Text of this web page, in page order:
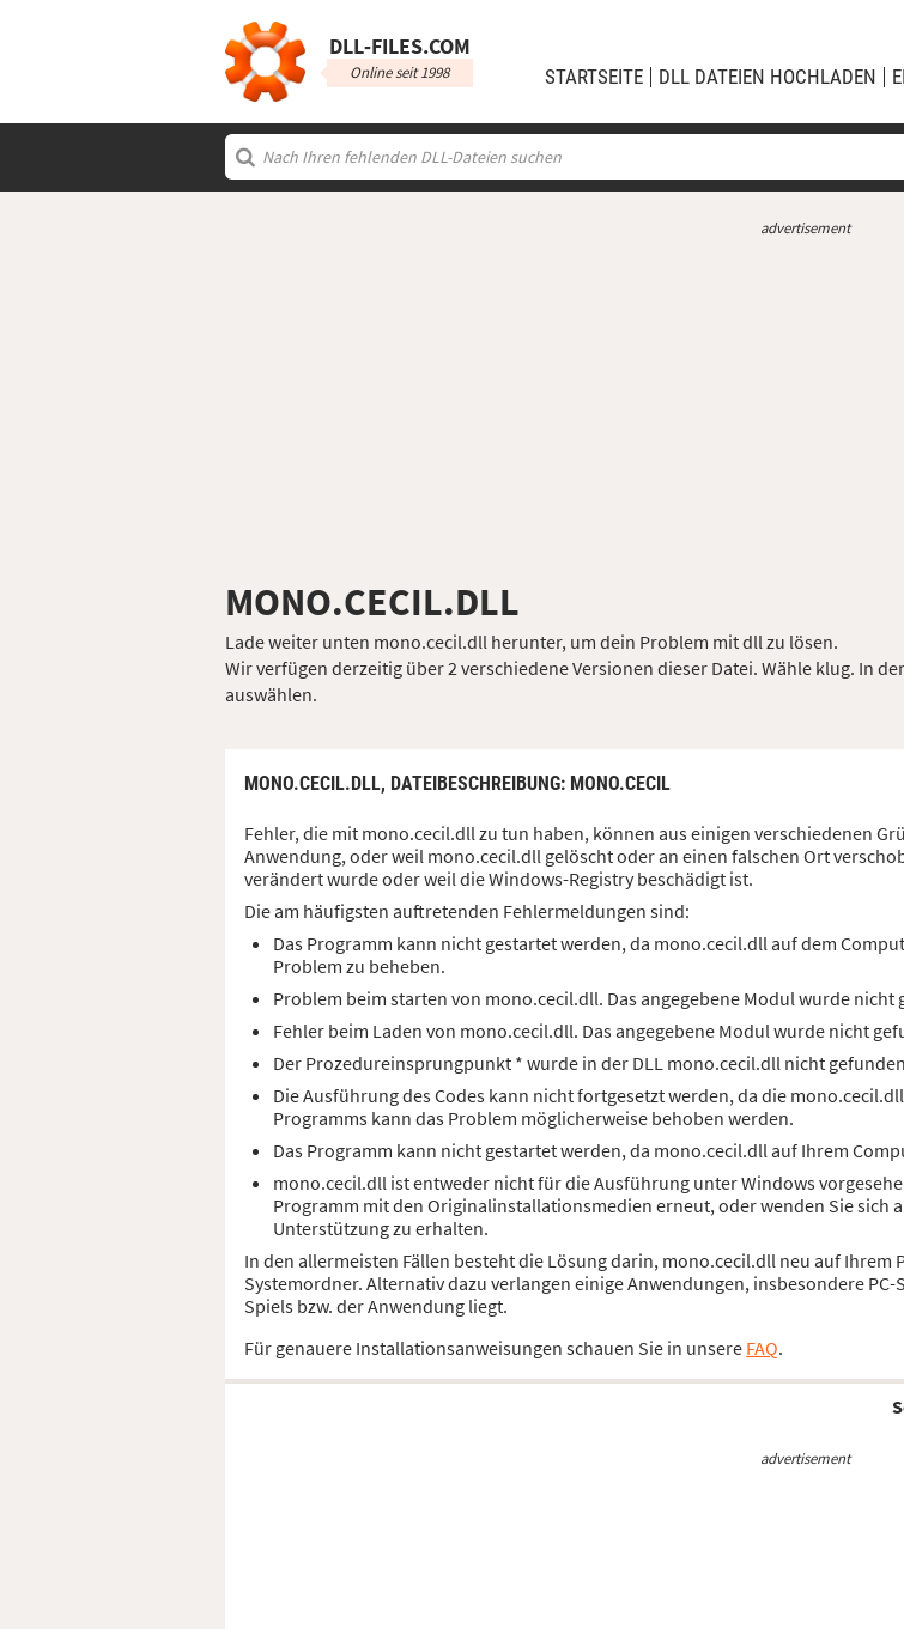
DLL‑FILES.COM
Online seit 1998 STARTSEITE DLL DATEIEN HOCHLADEN
advertisement
MONO.CECIL.DLL
Lade weiter unten mono.cecil.dll herunter, um dein Problem mit dll zu lösen.
Wir verfügen derzeitig über 2 verschiedene Versionen dieser Datei. Wähle klug. In
auswählen.
MONO.CECIL.DLL, DATEIBESCHREIBUNG: MONO.CECIL
Fehler, die mit mono.cecil.dll zu tun haben, können aus einigen verschiedenen
Anwendung, oder weil mono.cecil.dll gelöscht oder an einen falschen Ort
verändert wurde oder weil die Windows-Registry beschädigt ist.
Die am häufigsten auftretenden Fehlermeldungen sind:
Das Programm kann nicht gestartet werden, da mono.cecil.dll auf dem
Problem zu beheben.
Problem beim starten von mono.cecil.dll. Das angegebene Modul wurde nicht
Fehler beim Laden von mono.cecil.dll. Das angegebene Modul wurde nicht
Der Prozedureinsprungpunkt * wurde in der DLL mono.cecil.dll nicht
Die Ausführung des Codes kann nicht fortgesetzt werden, da die
Programms kann das Problem möglicherweise behoben werden.
Das Programm kann nicht gestartet werden, da mono.cecil.dll auf Ihrem
mono.cecil.dll ist entweder nicht für die Ausführung unter Windows
Programm mit den Originalinstallationsmedien erneut, oder wenden Sie
Unterstützung zu erhalten.
In den allermeisten Fällen besteht die Lösung darin, mono.cecil.dll neu auf Ihrem
Systemordner. Alternativ dazu verlangen einige Anwendungen, insbesondere
Spiels bzw. der Anwendung liegt.
Für genauere Installationsanweisungen schauen Sie in unsere FAQ.
advertisement